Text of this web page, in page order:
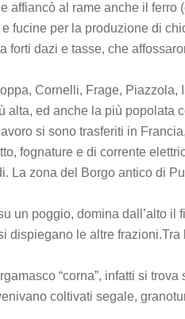
affiancò al rame anche il
fucine per la produzione di
forti dazi e tasse, che
Cornelli, Frage,
ed anche la più
si sono trasferiti in
fognature e di corrente
zona del Borgo antico di
un poggio, domina dall’alto
le altre
“corna”, infatti si
coltivati segale,